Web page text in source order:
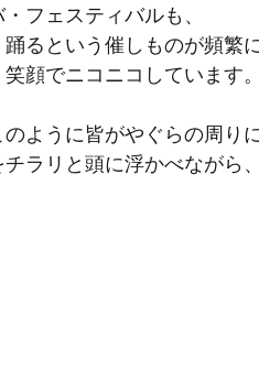
フェスティバルも、
るという催しものが頻繁
顔でニコニコしています。
ように皆がやぐらの周り
ラリと頭に浮かべながら